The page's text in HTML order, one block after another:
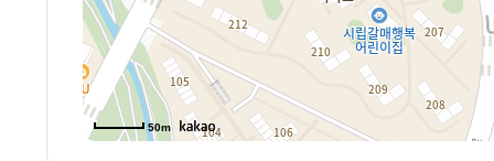
50m